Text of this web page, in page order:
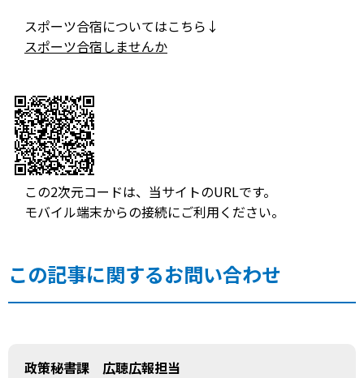
スポーツ合宿についてはこちら↓
スポーツ合宿しませんか
この2次元コードは、当サイトのURLです。
モバイル端末からの接続にご利用ください。
この記事に関するお問い合わせ
政策秘書課 広聴広報担当